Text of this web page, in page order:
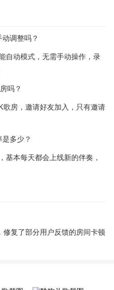
调整吗？
自动模式，无需手动操作，录
吗？
房，邀请好友加入，只有邀请
多少？
基本每天都会上线新的伴奏，
复了部分用户反馈的房间卡顿